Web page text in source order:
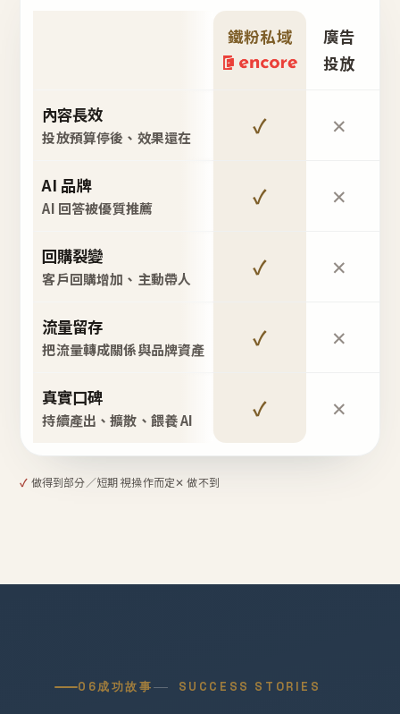
鐵粉私域
廣告
投放
內容長效
投放預算停後、效果還在 ✓ ✕
AI 品牌
AI 回答被優質推薦 ✓ ✕
回購裂變
客戶回購增加、主動帶人 ✓ ✕
流量留存
把流量轉成關係與品牌資產 ✓ ✕
真實口碑
持續產出、擴散、餵養 AI ✓ ✕
✓ 做得到部分／短期 視操作而定✕ 做不到
06成功故事 SUCCESS STORIES